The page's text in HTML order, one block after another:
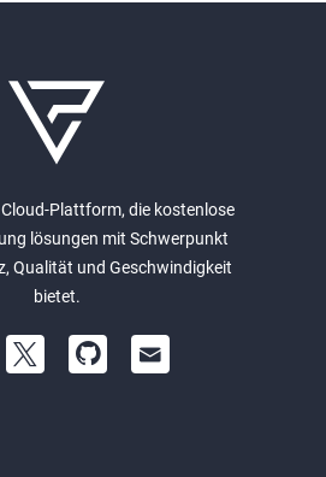
Plattform, die kostenlose
lösungen mit Schwerpunkt
Qualität und Geschwindigkeit
bietet.